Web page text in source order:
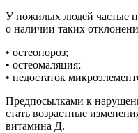
У пожилых людей частые
о наличии таких
• остеопороз;
• остеомаляция;
• недостаток
Предпосылками к
стать возрастные
витамина Д.